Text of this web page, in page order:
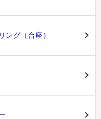
ング（台座）